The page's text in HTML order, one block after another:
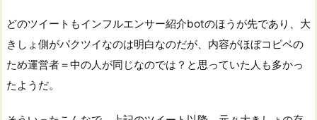
どのツイートもインフルエンサー紹介botのほうが先であり、大
きしょ側がパクツイなのは明白なのだが、内容がほぼコピペの
ため運営者＝中の人が同じなのでは？と思っていた人も多かっ
たようだ。